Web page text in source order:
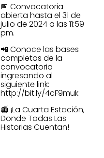
📅 Convocatoria
abierta hasta el 31 de
julio de 2024 a las 11:59
pm.
📲 Conoce las bases
completas de la
convocatoria
ingresando al
siguiente link:
http://bit.ly/4cF9muk
📻 ¡La Cuarta Estación,
Donde Todas Las
Historias Cuentan!